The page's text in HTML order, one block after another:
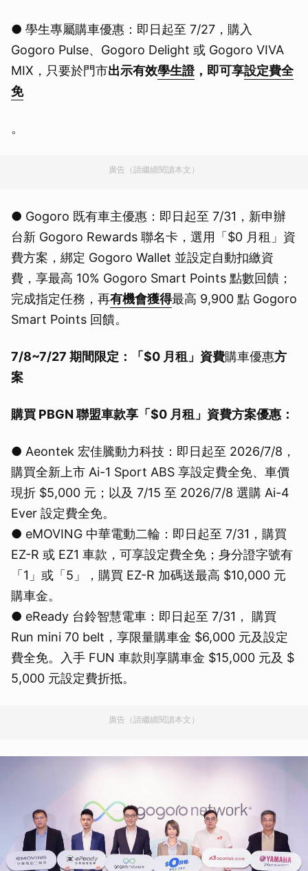
● 學生專屬購車優惠：即日起至 7/27，購入
Gogoro Pulse、Gogoro Delight 或 Gogoro VIVA
MIX，只要於門市出示有效學生證，即可享設定費全
免
。
廣告（請繼續閱讀本文）
● Gogoro 既有車主優惠：即日起至 7/31，新申辦
台新 Gogoro Rewards 聯名卡，選用「$0 月租」資
費方案，綁定 Gogoro Wallet 並設定自動扣繳資
費，享最高 10% Gogoro Smart Points 點數回饋；
完成指定任務，再有機會獲得最高 9,900 點 Gogoro
Smart Points 回饋。
7/8~7/27 期間限定：「$0 月租」資費購車優惠方
案
購買 PBGN 聯盟車款享「$0 月租」資費方案優惠：
● Aeontek 宏佳騰動力科技：即日起至 2026/7/8，
購買全新上市 Ai-1 Sport ABS 享設定費全免、車價
現折 $5,000 元；以及 7/15 至 2026/7/8 選購 Ai-4
Ever 設定費全免。
● eMOVING 中華電動二輪：即日起至 7/31，購買
EZ-R 或 EZ1 車款，可享設定費全免；身分證字號有
「1」或「5」，購買 EZ-R 加碼送最高 $10,000 元
購車金。
● eReady 台鈴智慧電車：即日起至 7/31， 購買
Run mini 70 belt，享限量購車金 $6,000 元及設定
費全免。入手 FUN 車款則享購車金 $15,000 元及 $
5,000 元設定費折抵。
廣告（請繼續閱讀本文）